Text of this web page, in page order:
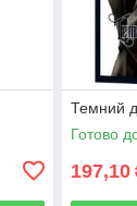
Темний
Готово
197,10